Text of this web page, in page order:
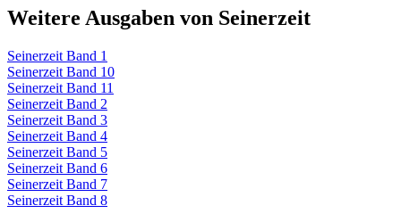
Weitere Ausgaben von Seinerzeit
Seinerzeit Band 1
Seinerzeit Band 10
Seinerzeit Band 11
Seinerzeit Band 2
Seinerzeit Band 3
Seinerzeit Band 4
Seinerzeit Band 5
Seinerzeit Band 6
Seinerzeit Band 7
Seinerzeit Band 8